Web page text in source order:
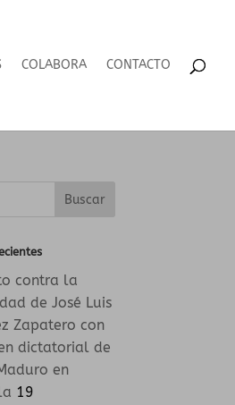
COLABORA CONTACTO
contra la
de José Luis
Zapatero con
dictatorial de
en
19